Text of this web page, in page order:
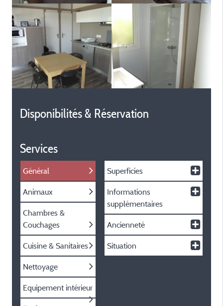
Disponibilités & Réservation
Services
Général
Animaux
Chambres &
Couchages
Cuisine & Sanitaires
Nettoyage
Equipement intérieur
Superficies
Informations
supplémentaires
Ancienneté
Situation